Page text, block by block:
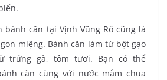
bánh căn tại Vịnh Vũng Rô cũng là
miệng. Bánh căn làm từ bột gạo
trứng gà, tôm tươi. Bạn có thể
căn cùng với nước mắm chua